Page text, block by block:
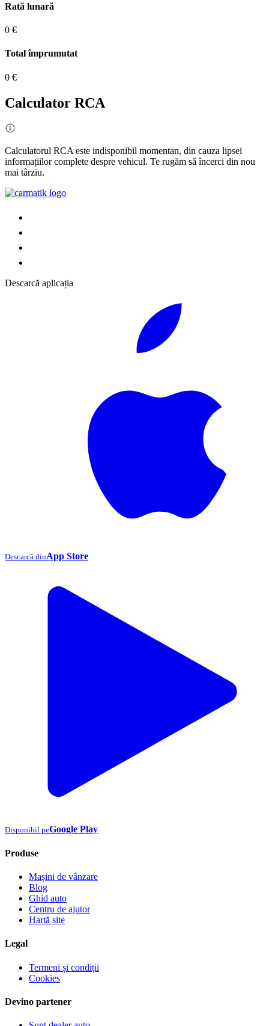
Rată lunară
0 €
Total împrumutat
0 €
Calculator RCA
Calculatorul RCA este indisponibil momentan, din cauza lipsei
informațiilor complete despre vehicul. Te rugăm să încerci din nou
mai târziu.
Descarcă aplicația
Descarcă dinApp Store
Disponibil peGoogle Play
Produse
Mașini de vânzare
Blog
Ghid auto
Centru de ajutor
Hartă site
Legal
Termeni și condiții
Cookies
Devino partener